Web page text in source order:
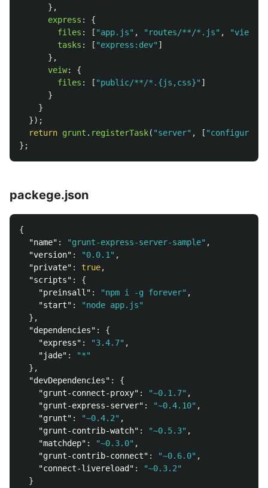
},
express :
{
files : [ "app.js" , " routes/**/*.js" , "
tasks : [ "express:dev" ]
},
veiw:
{
files : [ "public/**/*.{js,css}" ]
}
}
});
return grunt . registerTask( "server" , [ "
};
packege.json
{
"name" : "grunt-express-server-sample" ,
"version" : "0.0.1" ,
"private" : true,
"scripts" :
{
"preinsall" : "npm i -g forever" ,
"start" :
"node app.js"
},
"dependencies" :
{
"express" : "3.4.7" ,
"jade" :
"*"
},
"devDependencies" :
{
"grunt-connect-proxy" : "~0.1.7" ,
"grunt-express-server" : "~0.4.10" ,
"grunt" : "~0.4.2" ,
"grunt-contrib-watch" : "~0.5.3" ,
"matchdep" : "~0.3.0" ,
"grunt-contrib-connect" : "~0.6.0" ,
"connect-livereload" :
"~0.3.2"
}